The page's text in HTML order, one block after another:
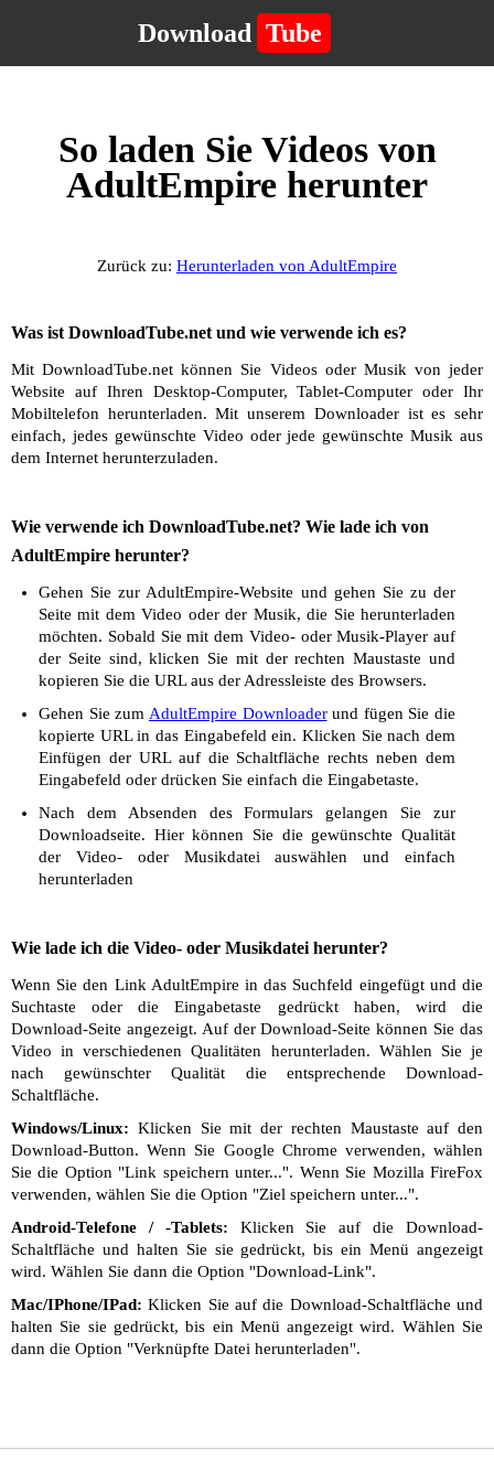
Download Tube
So laden Sie Videos von
AdultEmpire herunter
Zurück zu: Herunterladen von AdultEmpire
Was ist DownloadTube.net und wie verwende ich es?
Mit DownloadTube.net können Sie Videos oder Musik von jeder
Website auf Ihren Desktop-Computer, Tablet-Computer oder Ihr
Mobiltelefon herunterladen. Mit unserem Downloader ist es sehr
einfach, jedes gewünschte Video oder jede gewünschte Musik aus
dem Internet herunterzuladen.
Wie verwende ich DownloadTube.net? Wie lade ich von
AdultEmpire herunter?
Gehen Sie zur AdultEmpire-Website und gehen Sie zu der
Seite mit dem Video oder der Musik, die Sie herunterladen
möchten. Sobald Sie mit dem Video- oder Musik-Player auf
der Seite sind, klicken Sie mit der rechten Maustaste und
kopieren Sie die URL aus der Adressleiste des Browsers.
Gehen Sie zum AdultEmpire Downloaderund fügen Sie die
kopierte URL in das Eingabefeld ein. Klicken Sie nach dem
Einfügen der URL auf die Schaltfläche rechts neben dem
Eingabefeld oder drücken Sie einfach die Eingabetaste.
Nach dem Absenden des Formulars gelangen Sie zur
Downloadseite. Hier können Sie die gewünschte Qualität
der Video- oder Musikdatei auswählen und einfach
herunterladen
Wie lade ich die Video- oder Musikdatei herunter?
Wenn Sie den Link AdultEmpire in das Suchfeld eingefügt und die
Suchtaste oder die Eingabetaste gedrückt haben, wird die
Download-Seite angezeigt. Auf der Download-Seite können Sie das
Video in verschiedenen Qualitäten herunterladen. Wählen Sie je
nach gewünschter Qualität die entsprechende Download-
Schaltfläche.
Windows/Linux: Klicken Sie mit der rechten Maustaste auf den
Download-Button. Wenn Sie Google Chrome verwenden, wählen
Sie die Option "Link speichern unter...". Wenn Sie Mozilla FireFox
verwenden, wählen Sie die Option "Ziel speichern unter...".
Android-Telefone / -Tablets: Klicken Sie auf die Download-
Schaltfläche und halten Sie sie gedrückt, bis ein Menü angezeigt
wird. Wählen Sie dann die Option "Download-Link".
Mac/IPhone/IPad: Klicken Sie auf die Download-Schaltfläche und
halten Sie sie gedrückt, bis ein Menü angezeigt wird. Wählen Sie
dann die Option "Verknüpfte Datei herunterladen".